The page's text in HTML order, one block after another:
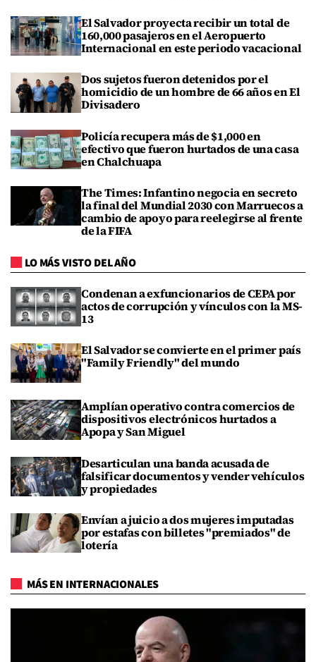
El Salvador proyecta recibir un total de
160,000 pasajeros en el Aeropuerto
Internacional en este periodo vacacional
Dos sujetos fueron detenidos por el
homicidio de un hombre de 66 años en El
Divisadero
Policía recupera más de $1,000 en
efectivo que fueron hurtados de una casa
en Chalchuapa
The Times: Infantino negocia en secreto
la final del Mundial 2030 con Marruecos a
cambio de apoyo para reelegirse al frente
de la FIFA
LO MÁS VISTO DEL AÑO
Condenan a exfuncionarios de CEPA por
actos de corrupción y vínculos con la MS-
13
El Salvador se convierte en el primer país
"Family Friendly" del mundo
Amplían operativo contra comercios de
dispositivos electrónicos hurtados a
Apopa y San Miguel
Desarticulan una banda acusada de
falsificar documentos y vender vehículos
y propiedades
Envían a juicio a dos mujeres imputadas
por estafas con billetes "premiados" de
lotería
MÁS EN INTERNACIONALES